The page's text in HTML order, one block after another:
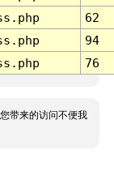
62
94
76
带来的访问不便我